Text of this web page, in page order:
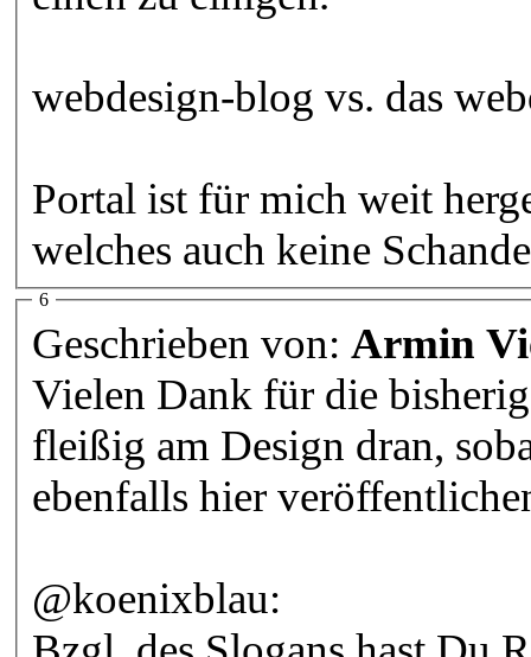
webdesign-blog vs. das
Portal ist für mich weit
welches auch keine
6
Geschrieben von: Armin
Vielen Dank für die
fleißig am Design dran,
ebenfalls hier
@koenixblau: